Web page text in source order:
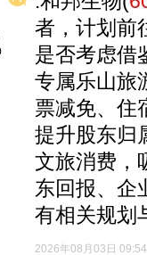
者，计划前
是否考虑借
专属乐山旅
票减免、住
提升股东归
文旅消费，
东回报、企
有相关规划
2026年08月03日 09:54